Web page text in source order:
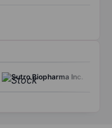
Sutro Biopharma Inc.